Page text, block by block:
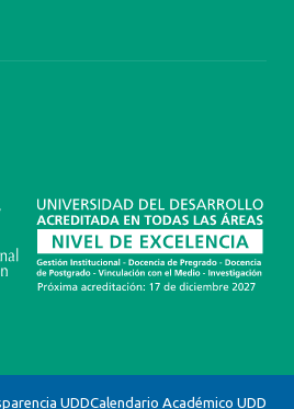
UDDCalendario Académico UDD